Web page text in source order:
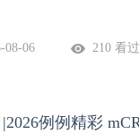
08-06 210 看过
例例精彩